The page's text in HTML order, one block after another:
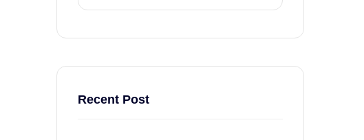
Recent Post